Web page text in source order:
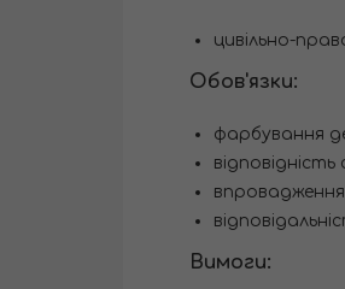
цивільно-
Обов'язки:
фарбування
впровадження
Вимоги: